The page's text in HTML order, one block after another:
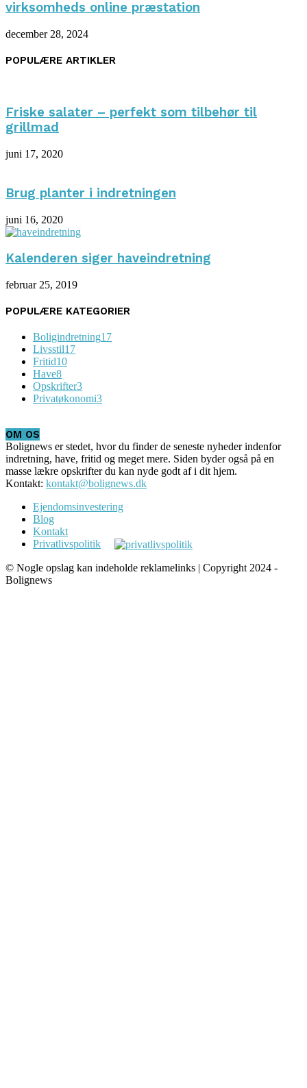
virksomheds online præstation
december 28, 2024
POPULÆRE ARTIKLER
Friske salater – perfekt som tilbehør til
grillmad
juni 17, 2020
Brug planter i indretningen
juni 16, 2020
Kalenderen siger haveindretning
februar 25, 2019
POPULÆRE KATEGORIER
Boligindretning17
Livsstil17
Fritid10
Have8
Opskrifter3
Privatøkonomi3
OM OS
Bolignews er stedet, hvor du finder de seneste nyheder indenfor
indretning, have, fritid og meget mere. Siden byder også på en
masse lækre opskrifter du kan nyde godt af i dit hjem.
Kontakt: kontakt@bolignews.dk
Ejendomsinvestering
Blog
Kontakt
Privatlivspolitik
© Nogle opslag kan indeholde reklamelinks | Copyright 2024 -
Bolignews